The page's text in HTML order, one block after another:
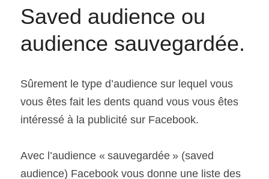
Saved audience ou
audience sauvegardée.
Sûrement le type d’audience sur lequel vous
vous êtes fait les dents quand vous vous êtes
intéressé à la publicité sur Facebook.
Avec l’audience « sauvegardée » (saved
audience) Facebook vous donne une liste des